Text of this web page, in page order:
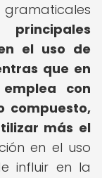
el uso de
que en
con
compuesto,
más el
en el uso
influir en la